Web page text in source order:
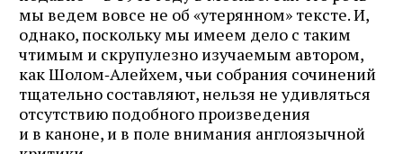
мы ведем вовсе не об «утерянном» тексте. И,
однако, поскольку мы имеем дело с таким
чтимым и скрупулезно изучаемым автором,
как Шолом‑Алейхем, чьи собрания сочинений
тщательно составляют, нельзя не удивляться
отсутствию подобного произведения
и в каноне, и в поле внимания англоязычной